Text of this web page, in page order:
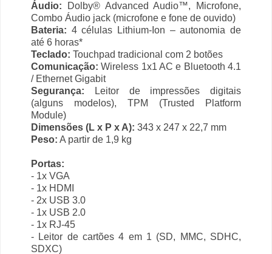
Áudio: Dolby® Advanced Audio™, Microfone,
Combo Áudio jack (microfone e fone de ouvido)
Bateria: 4 células Lithium-Ion – autonomia de
até 6 horas*
Teclado: Touchpad tradicional com 2 botões
Comunicação: Wireless 1x1 AC e Bluetooth 4.1
/ Ethernet Gigabit
Segurança: Leitor de impressões digitais
(alguns modelos), TPM (Trusted Platform
Module)
Dimensões (L x P x A): 343 x 247 x 22,7 mm
Peso: A partir de 1,9 kg
Portas:
- 1x VGA
- 1x HDMI
- 2x USB 3.0
- 1x USB 2.0
- 1x RJ-45
- Leitor de cartões 4 em 1 (SD, MMC, SDHC,
SDXC)